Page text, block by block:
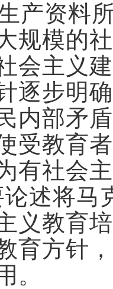
产资料
规模的
会主义
逐步明
内部矛
受教育
有社会
述将马
义教育
育方针
。